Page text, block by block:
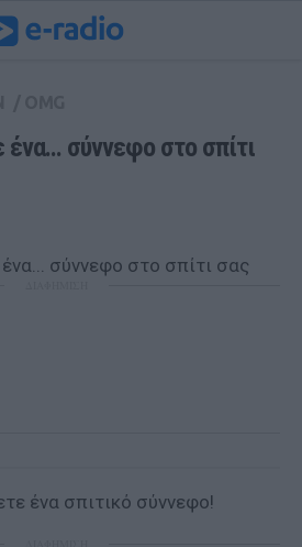
σύννεφο στο σπίτι
ένα σπιτικό σύννεφο!